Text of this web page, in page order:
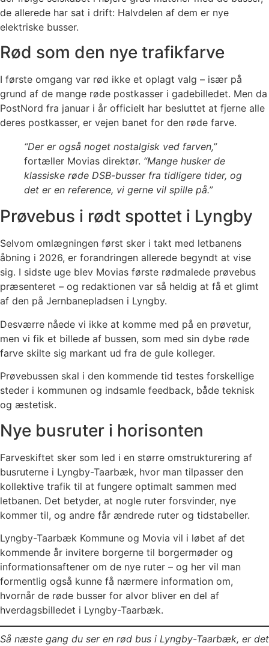
de allerede har sat i drift: Halvdelen af dem er nye
elektriske busser.
Rød som den nye trafikfarve
I første omgang var rød ikke et oplagt valg – især på
grund af de mange røde postkasser i gadebilledet. Men da
PostNord fra januar i år officielt har besluttet at fjerne alle
deres postkasser, er vejen banet for den røde farve.
“Der er også noget nostalgisk ved farven,”
fortæller Movias direktør. “Mange husker de
klassiske røde DSB-busser fra tidligere tider, og
det er en reference, vi gerne vil spille på.”
Prøvebus i rødt spottet i Lyngby
Selvom omlægningen først sker i takt med letbanens
åbning i 2026, er forandringen allerede begyndt at vise
sig. I sidste uge blev Movias første rødmalede prøvebus
præsenteret – og redaktionen var så heldig at få et glimt
af den på Jernbanepladsen i Lyngby.
Desværre nåede vi ikke at komme med på en prøvetur,
men vi fik et billede af bussen, som med sin dybe røde
farve skilte sig markant ud fra de gule kolleger.
Prøvebussen skal i den kommende tid testes forskellige
steder i kommunen og indsamle feedback, både teknisk
og æstetisk.
Nye busruter i horisonten
Farveskiftet sker som led i en større omstrukturering af
busruterne i Lyngby-Taarbæk, hvor man tilpasser den
kollektive trafik til at fungere optimalt sammen med
letbanen. Det betyder, at nogle ruter forsvinder, nye
kommer til, og andre får ændrede ruter og tidstabeller.
Lyngby-Taarbæk Kommune og Movia vil i løbet af det
kommende år invitere borgerne til borgermøder og
informationsaftener om de nye ruter – og her vil man
formentlig også kunne få nærmere information om,
hvornår de røde busser for alvor bliver en del af
hverdagsbilledet i Lyngby-Taarbæk.
Så næste gang du ser en rød bus i Lyngby-Taarbæk, er det